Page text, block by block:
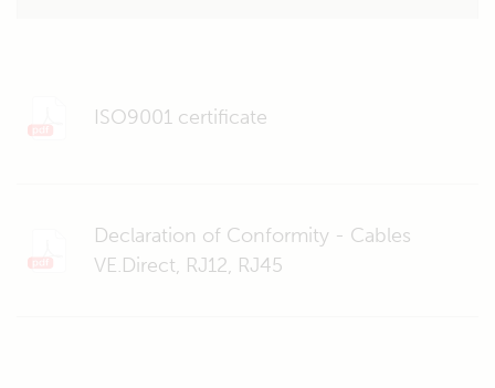
ISO9001 certificate
Declaration of Conformity - Cables
VE.Direct, RJ12, RJ45